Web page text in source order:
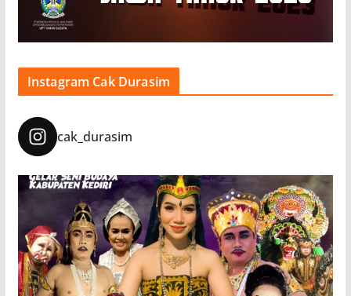
Instagram Cak Durasim
cak_durasim